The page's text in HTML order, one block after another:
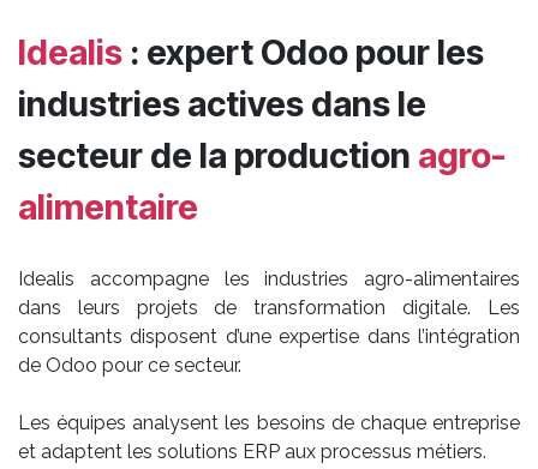
Idealis : expert Odoo pour les
industries actives dans le
secteur de la production agro-
alimentaire
Idealis accompagne les industries agro-alimentaires
dans leurs projets de transformation digitale. Les
consultants disposent d’une expertise dans l’intégration
de Odoo pour ce secteur.
Les équipes analysent les besoins de chaque entreprise
et adaptent les solutions ERP aux processus métiers.